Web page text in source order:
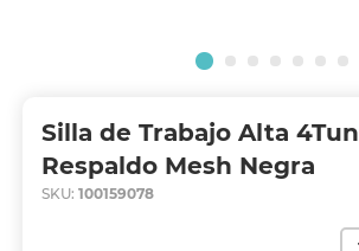
Silla de Trabajo Alta
Respaldo Mesh Negra
SKU: 100159078